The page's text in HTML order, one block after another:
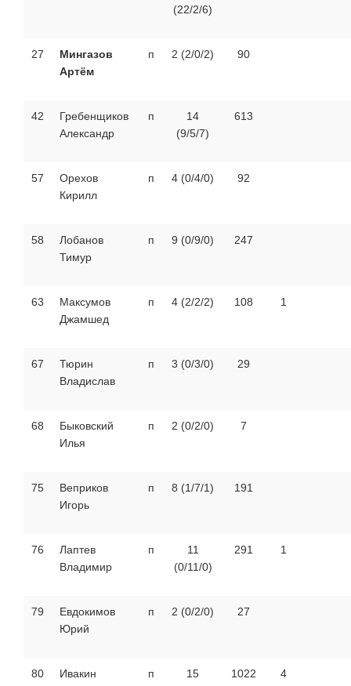
(22/2/6)
27
Мингазов
Артём
п 2 (2/0/2) 90
42
Гребенщиков
Александр
п
14
(9/5/7)
613
57
Орехов
Кирилл
п 4 (0/4/0) 92
58
Лобанов
Тимур
п 9 (0/9/0) 247
63
Максумов
Джамшед
п 4 (2/2/2) 108 1
67
Тюрин
Владислав
п 3 (0/3/0) 29
68
Быковский
Илья
п 2 (0/2/0) 7
75
Веприков
Игорь
п 8 (1/7/1) 191
76
Лаптев
Владимир
п
11
(0/11/0)
291 1
79
Евдокимов
Юрий
п 2 (0/2/0) 27
80
Ивакин
п
15
1022
4